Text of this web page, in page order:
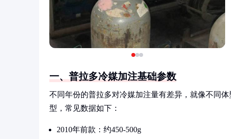
一、普拉多冷媒加注基础参数
不同年份的普拉多对冷媒加注量有差异，就像不同
型，常见数据如下：
2010年前款：约450-500g